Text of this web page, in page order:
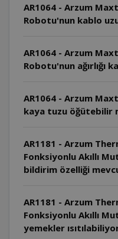
AR1064 - Arzum
Robotu'nun kablo
AR1064 - Arzum
Robotu'nun ağırlığı
AR1064 - Arzum
kaya tuzu öğütebilir
AR1181 - Arzum
Fonksiyonlu Akıllı
bildirim özelliği
AR1181 - Arzum
Fonksiyonlu Akıllı
yemekler